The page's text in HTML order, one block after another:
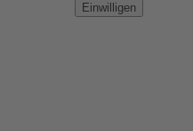
Einwilligen